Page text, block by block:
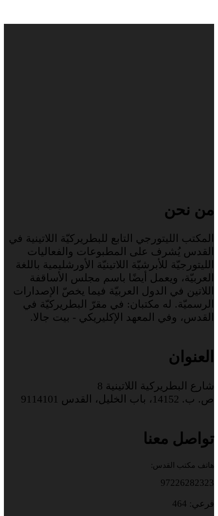
من نحن
المكتب الليتورجي التابع للبطريركيّة اللاتينية في
القدس يُشرف على المطبوعات والفعاليات
الليتورجيّة للأبرشيّة اللاتينيّة الأورشليمية باللغة
العربيّة، ويعمل أيضًا باسم مجلس الأساقفة
اللاتين في الدول العربيّة فيما يخصّ الإصدارات
الرسميّة. له مكتبان: في مقرّ البطريركيّة في
القدس، وفي المعهد الإكليريكي - بيت جالا.
العنوان
شارع البطريركية اللاتينية 8
ص. ب. 14152، باب الخليل، القدس 9114101
تواصل معنا
هاتف مكتب القدس:
97226282323
فرعي: 464